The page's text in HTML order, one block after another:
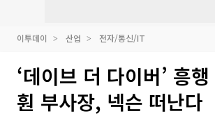
이투데이 산업 전자/통신/IT
‘데이브 더 다이버’ 흥
훤 부사장, 넥슨 떠난다